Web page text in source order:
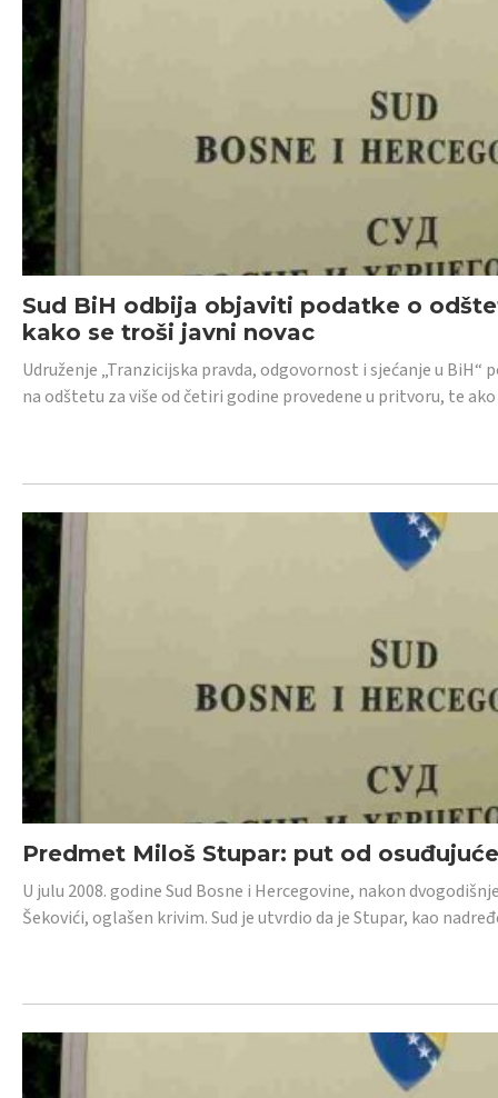
Sud BiH odbija objaviti podatke o
kako se troši javni novac
Udruženje „Tranzicijska pravda, odgovornost i sjećanje u
na odštetu za više od četiri godine provedene u pritvoru, te
Predmet Miloš Stupar: put od
U julu 2008. godine Sud Bosne i Hercegovine, nakon
Šekovići, oglašen krivim. Sud je utvrdio da je Stupar, kao